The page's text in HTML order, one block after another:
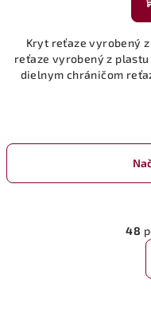
Kryt reťaze vyrobený
reťaze vyrobený z
dielnym chráničom
48